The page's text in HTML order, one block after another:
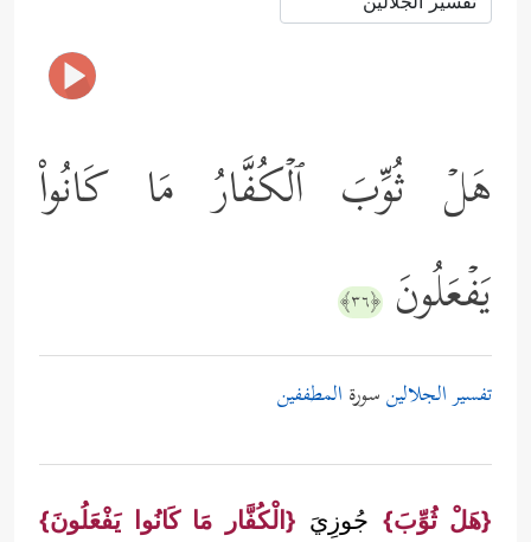
هَلۡ ثُوِّبَ ٱلۡكُفَّارُ مَا كَانُواْ
یَفۡعَلُونَ ﴿٣٦﴾
تفسير الجلالينسورة المطففين
{هَلْ ثُوِّبَ} جُوزِيَ {الْكُفَّار مَا كَانُوا يَفْعَلُونَ}